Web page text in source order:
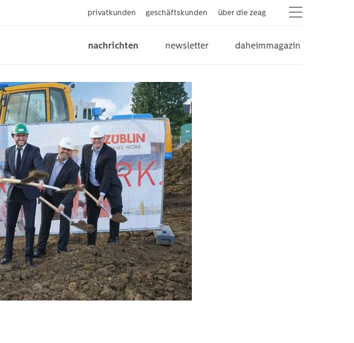
privatkunden geschäftskunden über die zeag
nachrichten newsletter daheimmagazin